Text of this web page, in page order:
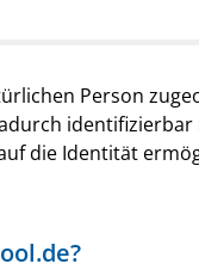
Person
identifizierbar
die Identität